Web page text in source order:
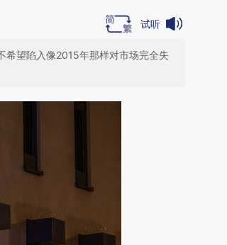
试听
希望陷入像2015年那样对市场完全失